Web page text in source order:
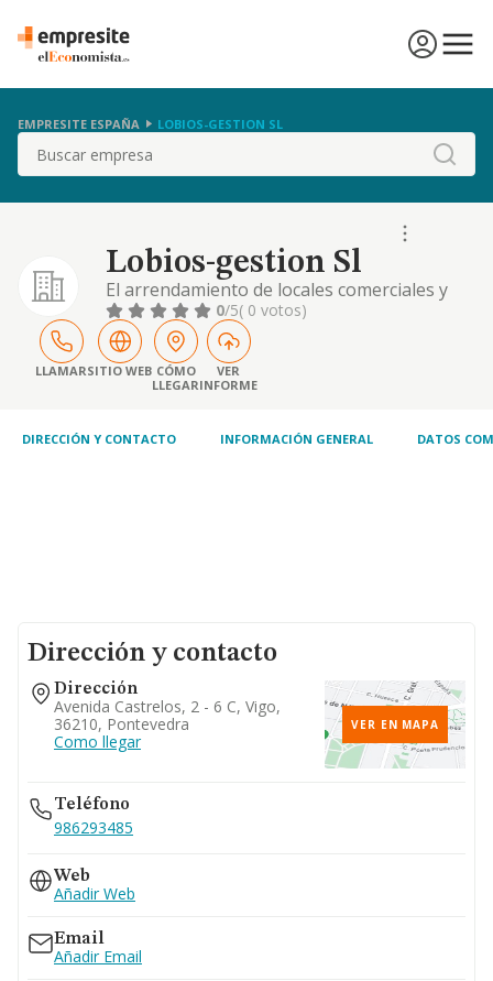
EMPRESITE ESPAÑA LOBIOS-GESTION SL
Buscar
Lobios-gestion Sl
El arrendamiento de locales comerciales y
viviendas, asi como operaciones mobiliarias
e inmobiliarias de todo tipo.
0/5( 0 votos)
LLAMARSITIO WEB CÓMO
LLEGAR
VER
INFORME
DIRECCIÓN Y CONTACTO INFORMACIÓN GENERAL DATOS
Dirección y contacto
Dirección
Avenida Castrelos, 2 - 6 C, Vigo,
36210, Pontevedra
Como llegar
VER EN MAPA
Teléfono
986293485
Web
Añadir Web
Email
Añadir Email